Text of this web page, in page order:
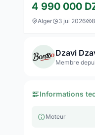
4 990 000
Alger 3 jui 2026
Dzavi
Membre
Informations
Moteur